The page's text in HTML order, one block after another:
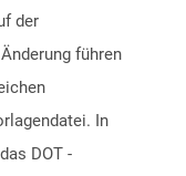
der
führen
In
DOT -